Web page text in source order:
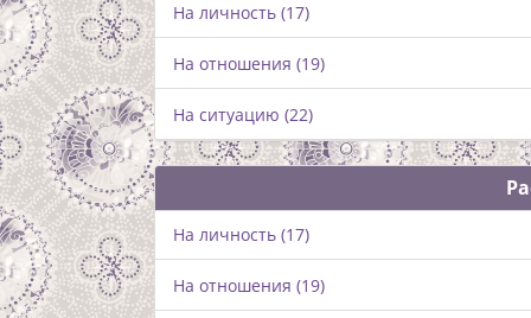
На личность (17)
На отношения (19)
На ситуацию (22)
На личность (17)
На отношения (19)